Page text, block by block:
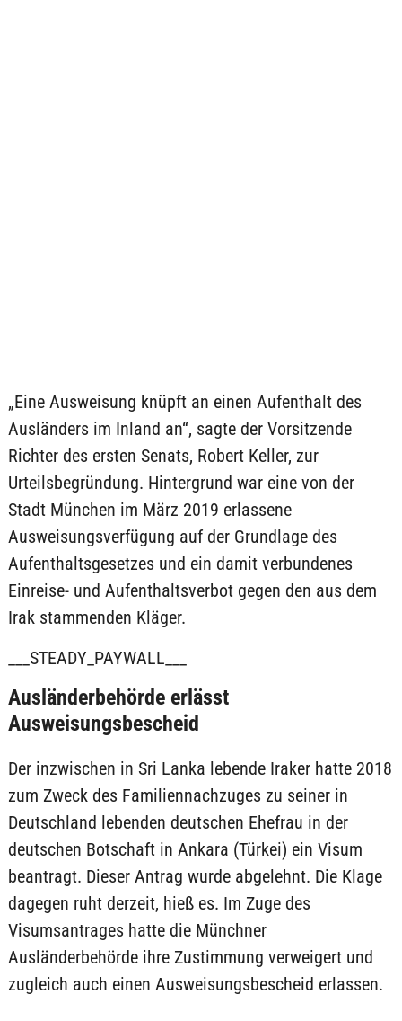
„Eine Ausweisung knüpft an einen Aufenthalt des
Ausländers im Inland an“, sagte der Vorsitzende
Richter des ersten Senats, Robert Keller, zur
Urteilsbegründung. Hintergrund war eine von der
Stadt München im März 2019 erlassene
Ausweisungsverfügung auf der Grundlage des
Aufenthaltsgesetzes und ein damit verbundenes
Einreise- und Aufenthaltsverbot gegen den aus dem
Irak stammenden Kläger.
___STEADY_PAYWALL___
Ausländerbehörde erlässt
Ausweisungsbescheid
Der inzwischen in Sri Lanka lebende Iraker hatte 2018
zum Zweck des Familiennachzuges zu seiner in
Deutschland lebenden deutschen Ehefrau in der
deutschen Botschaft in Ankara (Türkei) ein Visum
beantragt. Dieser Antrag wurde abgelehnt. Die Klage
dagegen ruht derzeit, hieß es. Im Zuge des
Visumsantrages hatte die Münchner
Ausländerbehörde ihre Zustimmung verweigert und
zugleich auch einen Ausweisungsbescheid erlassen.